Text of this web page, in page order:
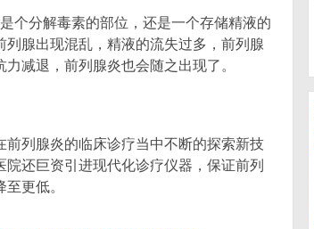
个分解毒素的部位，还是一个存储精液的
腺出现混乱，精液的流失过多，前列腺
减退，前列腺炎也会随之出现了。
列腺炎的临床诊疗当中不断的探索新技
还巨资引进现代化诊疗仪器，保证前列
更低。